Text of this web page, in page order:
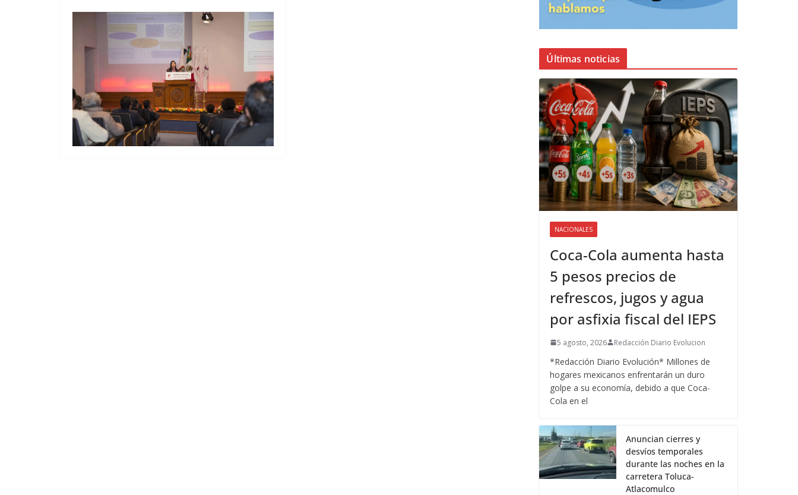
Últimas noticias
NACIONALES
Coca-Cola aumenta hasta
5 pesos precios de
refrescos, jugos y agua
por asfixia fiscal del IEPS
5 agosto, 2026 Redacción Diario Evolucion
*Redacción Diario Evolución* Millones de
hogares mexicanos enfrentarán un duro
golpe a su economía, debido a que Coca-
Cola en el
Anuncian cierres y
desvíos temporales
durante las noches en la
carretera Toluca-
Atlacomulco